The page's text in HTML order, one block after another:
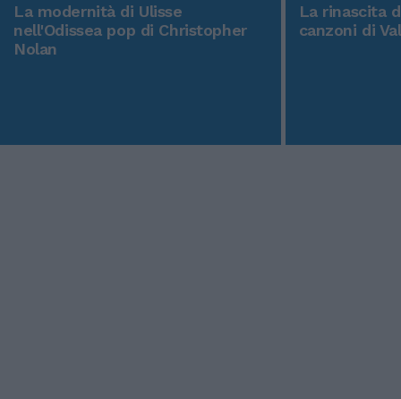
La modernità di Ulisse
nell'Odissea pop di Christopher
Nolan
La rinascita
canzoni di